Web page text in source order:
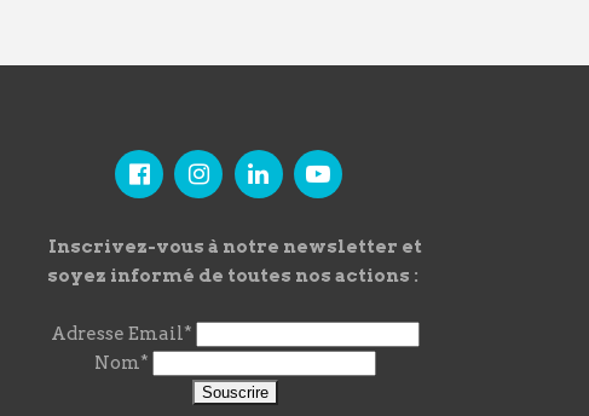
Inscrivez-vous à notre newsletter et
soyez informé de toutes nos actions :
Adresse Email*
Nom*